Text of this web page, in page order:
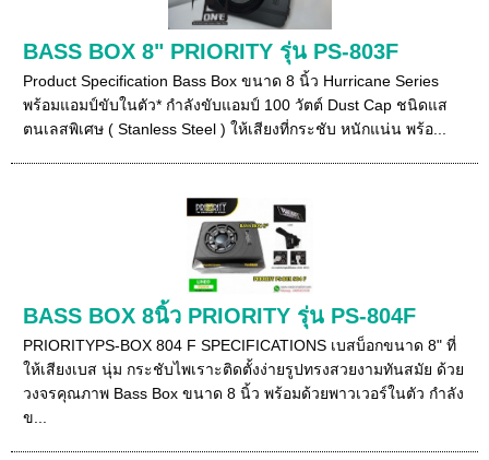
BASS BOX 8" PRIORITY รุ่น PS-803F
Product Specification Bass Box ขนาด 8 นิ้ว Hurricane Series
พร้อมแอมป์ขับในตัว* กำลังขับแอมป์ 100 วัตต์ Dust Cap ชนิดแส
ตนเลสพิเศษ ( Stanless Steel ) ให้เสียงที่กระชับ หนักแน่น พร้อ...
BASS BOX 8นิ้ว PRIORITY รุ่น PS-804F
PRIORITYPS-BOX 804 F SPECIFICATIONS เบสบ็อกขนาด 8" ที่
ให้เสียงเบส นุ่ม กระชับไพเราะติดตั้งง่ายรูปทรงสวยงามทันสมัย ด้วย
วงจรคุณภาพ Bass Box ขนาด 8 นิ้ว พร้อมด้วยพาวเวอร์ในตัว กำลัง
ข...